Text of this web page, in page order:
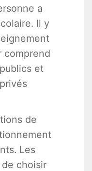
a
Il y
comprend
et
de
Les
choisir